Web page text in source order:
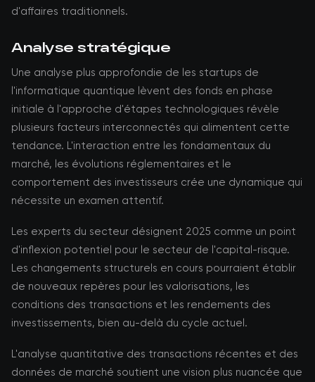
d'affaires traditionnels.
Analyse stratégique
Une analyse plus approfondie de les startups de
l'informatique quantique lèvent des fonds en phase
initiale à l'approche d'étapes technologiques révèle
plusieurs facteurs interconnectés qui alimentent cette
tendance. L'interaction entre les fondamentaux du
marché, les évolutions réglementaires et le
comportement des investisseurs crée une dynamique qui
nécessite un examen attentif.
Les experts du secteur désignent 2025 comme un point
d'inflexion potentiel pour le secteur de l'capital-risque.
Les changements structurels en cours pourraient établir
de nouveaux repères pour les valorisations, les
conditions des transactions et les rendements des
investissements, bien au-delà du cycle actuel.
L'analyse quantitative des transactions récentes et des
données de marché soutient une vision plus nuancée que